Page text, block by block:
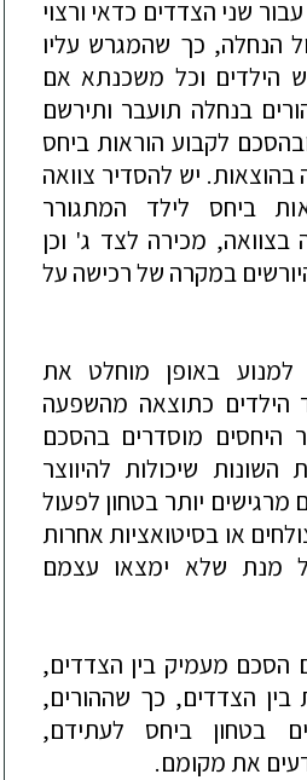
עבור שני הצדדים כדאי ורצוי
הנחלה, כך שהמגרש עליו
הילדים וכל משכנתא אם
בנחלה תועבר ותירשם
לקבוע הוראות ביחס
בהוצאות. יש להסדיר צוואה
ות ביחס לילד המתגורר
בצוואה, מכירה לצד ג' וכן
במקרה של רכישה על
למנוע באופן מוחלט את
הילדים כתוצאה מהשפעה
היחסים מוסדרים בהסכם
השונות שיכולות להיווצר
מרגישים יותר בטחון לפעול
או בסיטואציות אחרות
מנת שלא ימצאו עצמם
הסכם מעמיק בין הצדדים,
בין הצדדים, כך שההורים,
בטחון ביחס לעתידם,
את מקומם.